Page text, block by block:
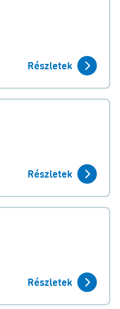
Részletek
Részletek
Részletek